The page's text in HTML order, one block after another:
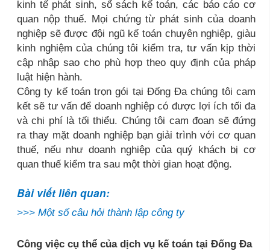
kinh tế phát sinh, sổ sách kế toán, các báo cáo cơ
quan nộp thuế. Mọi chứng từ phát sinh của doanh
nghiệp sẽ được đội ngũ kế toán chuyên nghiệp, giàu
kinh nghiệm của chúng tôi kiểm tra, tư vấn kịp thời
cập nhập sao cho phù hợp theo quy định của pháp
luật hiện hành.
Công ty kế toán trọn gói tại Đống Đa chúng tôi cam
kết sẽ tư vấn để doanh nghiệp có được lợi ích tối đa
và chi phí là tối thiểu. Chúng tôi cam đoan sẽ đứng
ra thay mặt doanh nghiệp bạn giải trình với cơ quan
thuế, nếu như doanh nghiệp của quý khách bị cơ
quan thuế kiểm tra sau một thời gian hoạt động.
Bài viết liên quan:
>>> Một số câu hỏi thành lập công ty
Công việc cụ thể của dịch vụ kế toán tại Đống Đa